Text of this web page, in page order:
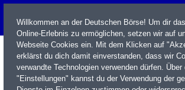
Willkommen an der Deutschen Börse! Um dir
Online-Erlebnis zu ermöglichen, setzen wir auf
Webseite Cookies ein. Mit dem Klicken auf
erklärst du dich damit einverstanden, dass wir
verwandte Technologien verwenden dürfen. Über
"Einstellungen" kannst du der Verwendung der